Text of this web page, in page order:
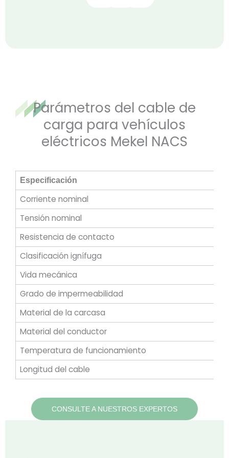
Parámetros del cable de
carga para vehículos
eléctricos Mekel NACS
Especificación
Corriente nominal
Tensión nominal
Resistencia de contacto
Clasificación ignífuga
Vida mecánica
Grado de impermeabilidad
Material de la carcasa
Material del conductor
Temperatura de funcionamiento
Longitud del cable
CONSULTE A NUESTROS EXPERTOS